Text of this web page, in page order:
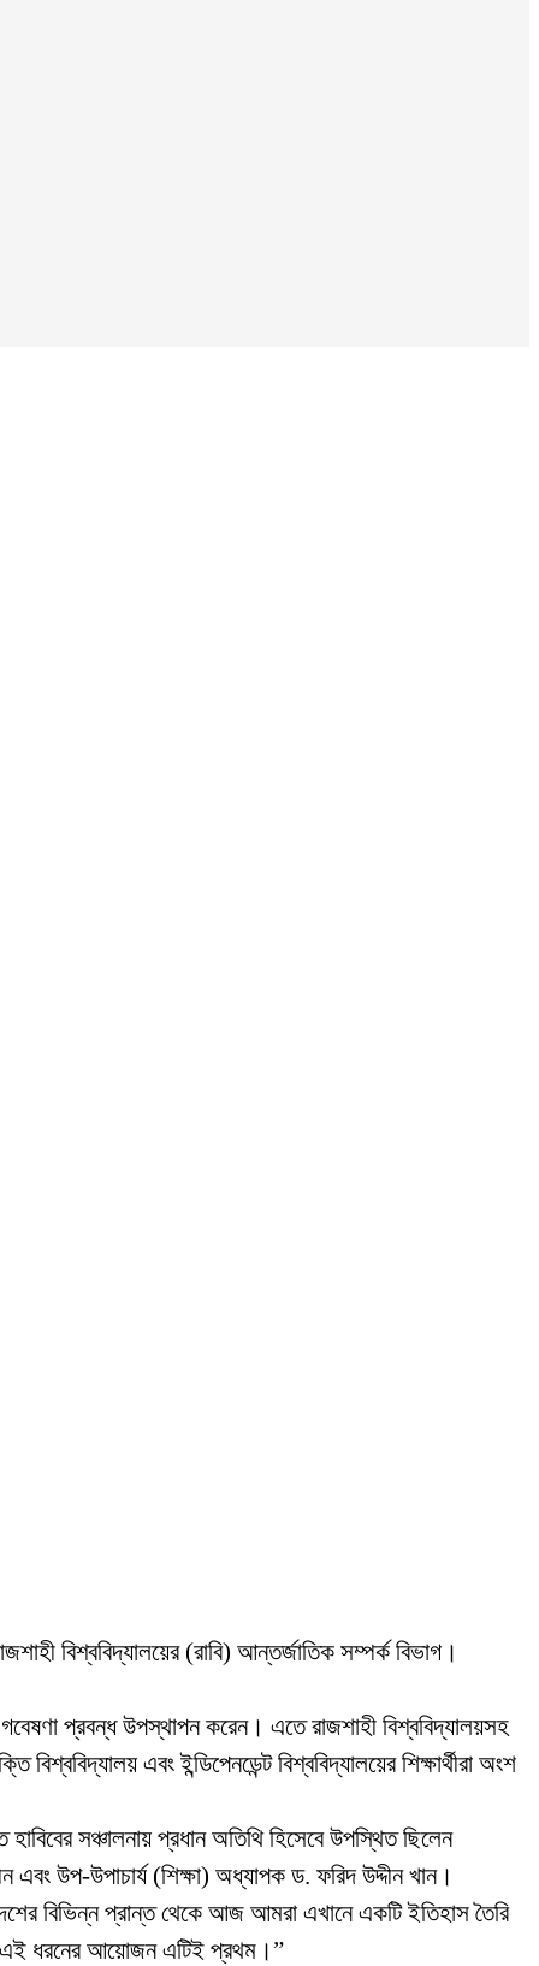
বিশ্ববিদ্যালয়ের (রাবি) আন্তর্জাতিক সম্পর্ক বিভাগ।
প্রবন্ধ উপস্থাপন করেন। এতে রাজশাহী বিশ্ববিদ্যালয়সহ
এবং ইন্ডিপেনডেন্ট বিশ্ববিদ্যালয়ের শিক্ষার্থীরা অংশ
সঞ্চালনায় প্রধান অতিথি হিসেবে উপস্থিত ছিলেন
এবং উপ-উপাচার্য (শিক্ষা) অধ্যাপক ড. ফরিদ উদ্দীন খান।
বিভিন্ন প্রান্ত থেকে আজ আমরা এখানে একটি ইতিহাস তৈরি
এই ধরনের আয়োজন এটিই প্রথম।”